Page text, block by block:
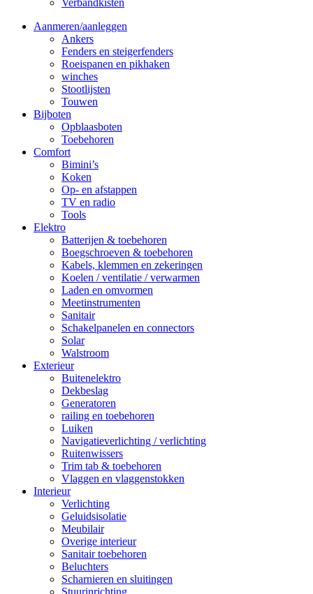
Verbandkisten
Aanmeren/aanleggen
Ankers
Fenders en steigerfenders
Roeispanen en pikhaken
winches
Stootlijsten
Touwen
Bijboten
Opblaasboten
Toebehoren
Comfort
Bimini’s
Koken
Op- en afstappen
TV en radio
Tools
Elektro
Batterijen & toebehoren
Boegschroeven & toebehoren
Kabels, klemmen en zekeringen
Koelen / ventilatie / verwarmen
Laden en omvormen
Meetinstrumenten
Sanitair
Schakelpanelen en connectors
Solar
Walstroom
Exterieur
Buitenelektro
Dekbeslag
Generatoren
railing en toebehoren
Luiken
Navigatieverlichting / verlichting
Ruitenwissers
Trim tab & toebehoren
Vlaggen en vlaggenstokken
Interieur
Verlichting
Geluidsisolatie
Meubilair
Overige interieur
Sanitair toebehoren
Beluchters
Scharnieren en sluitingen
Stuurinrichting